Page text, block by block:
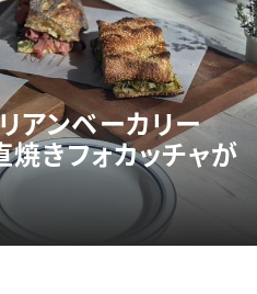
アンベーカリー
焼きフォカッチャが